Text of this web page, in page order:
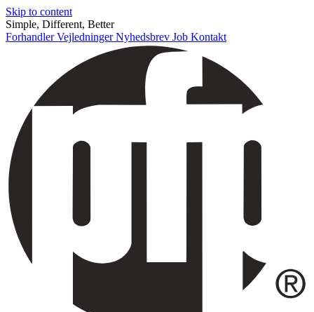
Skip to content
Simple, Different, Better
ForhandlerVejledningerNyhedsbrev Job Kontakt